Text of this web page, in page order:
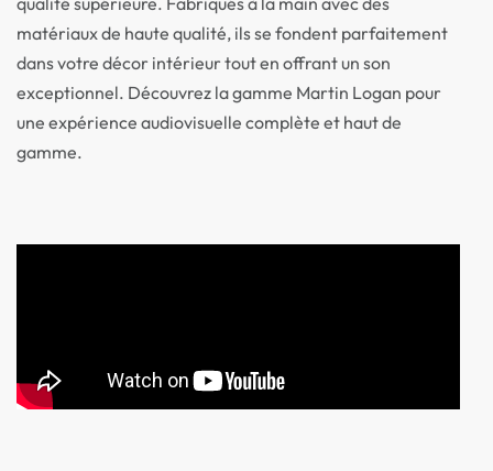
matériaux de haute qualité, ils se fondent parfaitement
dans votre décor intérieur tout en offrant un son
exceptionnel. Découvrez la gamme Martin Logan pour
une expérience audiovisuelle complète et haut de
gamme.